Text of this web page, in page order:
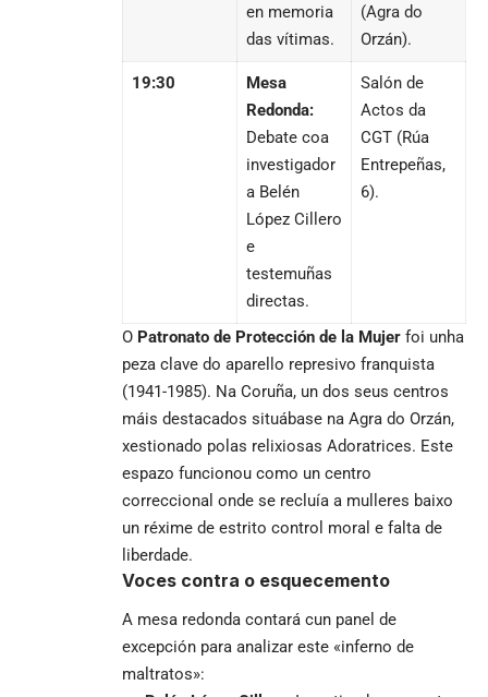
en memoria
das vítimas.
(Agra do
Orzán).
19:30
Mesa
Redonda:
Debate coa
investigador
a Belén
López Cillero
e
testemuñas
directas.
Salón de
Actos da
CGT (Rúa
Entrepeñas,
6).
O Patronato de Protección de la Mujer foi unha
peza clave do aparello represivo franquista
(1941-1985). Na Coruña, un dos seus centros
máis destacados situábase na Agra do Orzán,
xestionado polas relixiosas Adoratrices. Este
espazo funcionou como un centro
correccional onde se recluía a mulleres baixo
un réxime de estrito control moral e falta de
liberdade.
Voces contra o esquecemento
A mesa redonda contará cun panel de
excepción para analizar este «inferno de
maltratos»: